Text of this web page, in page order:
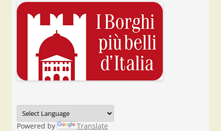
Powered by Translate